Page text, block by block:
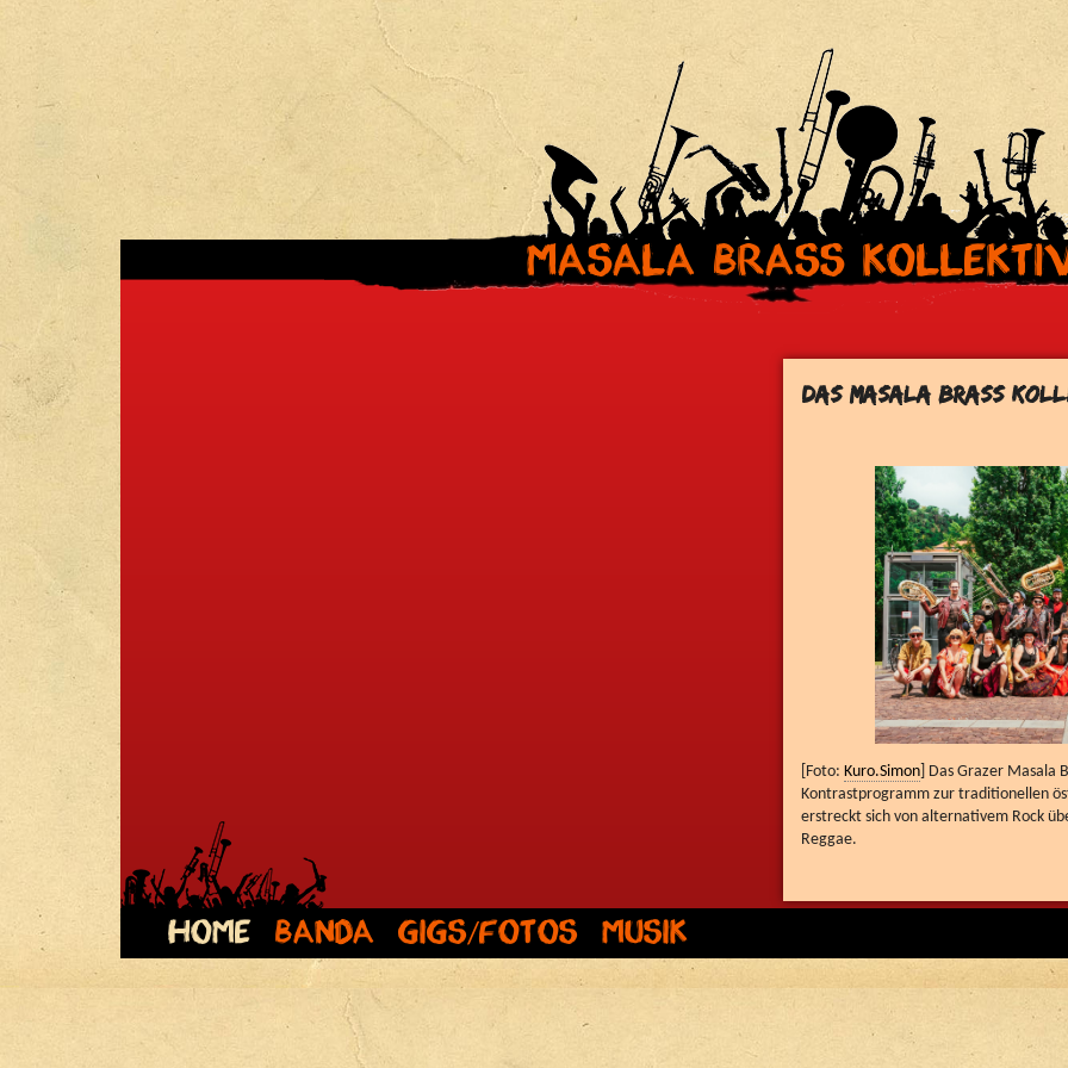
Masala Brass
Das Masala Brass
[Foto: Kuro.Simon] Das Grazer Masala
Kontrastprogramm zur traditionellen
erstreckt sich von alternativem Rock
Reggae.
Home Banda Gigs/Fotos Musik